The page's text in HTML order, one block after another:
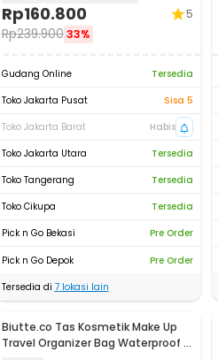
Rp160.800
Rp239.900 33%
5
Gudang Online
Tersedia
Toko Jakarta Pusat
Sisa 5
Toko Jakarta Barat
Habis
Toko Jakarta Utara
Tersedia
Toko Tangerang
Tersedia
Toko Cikupa
Tersedia
Pick n Go Bekasi
Pre Order
Pick n Go Depok
Pre Order
Tersedia di 7lokasi lain
Biutte.co Tas Kosmetik Make Up
Travel Organizer Bag Waterproof -